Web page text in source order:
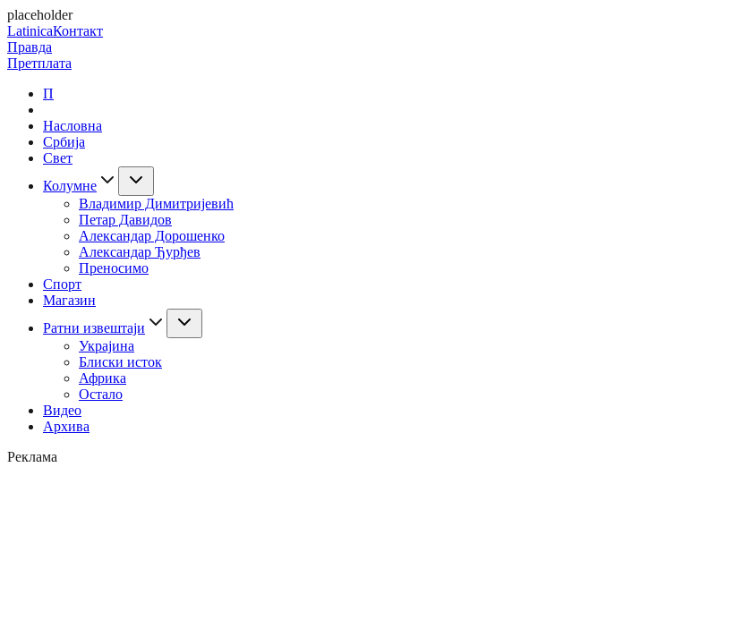
placeholder
LatinicaКонтакт
Правда
Претплата
П
Насловна
Србија
Свет
Колумне
Владимир Димитријевић
Петар Давидов
Александар Дорошенко
Александар Ђурђев
Преносимо
Спорт
Магазин
Ратни извештаји
Украјина
Блиски исток
Африка
Остало
Видео
Архива
Реклама